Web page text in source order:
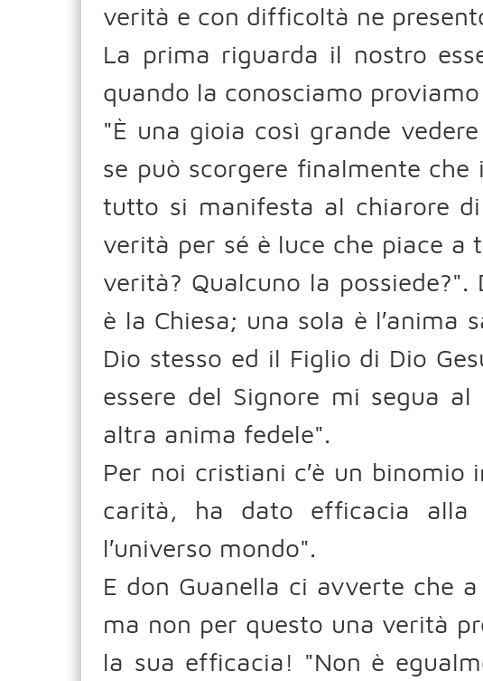
verità e con difficoltà ne
La prima riguarda il nostro
quando la conosciamo
"È una gioia così grande
se può scorgere finalmente
tutto si manifesta al chiarore
verità per sé è luce che piace a
verità? Qualcuno la
è la Chiesa; una sola è
Dio stesso ed il Figlio di Dio
essere del Signore mi segua
altra anima fedele".
Per noi cristiani c′è un
carità, ha dato efficacia alla
l′universo mondo".
E don Guanella ci avverte che
ma non per questo una verità
la sua efficacia! "Non è